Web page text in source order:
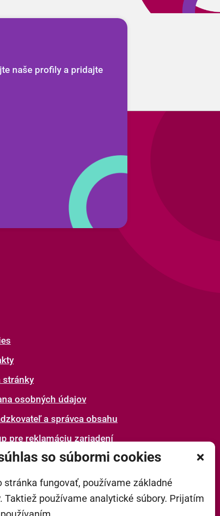
so súbormi cookies
stránka fungovať, používame základné
Taktiež používame analytické súbory. Prijatím
naše profily a pridajte
stránky
osobných údajov
a správca obsahu
pre reklamáciu zariadení